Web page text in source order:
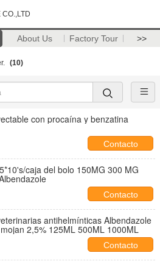
About Us Factory Tour >>
(10)
con procaína y benzatina
Contacto
caja del bolo 150MG 300 MG
Contacto
antihelmínticas Albendazole
2,5% 125ML 500ML 1000ML
Contacto